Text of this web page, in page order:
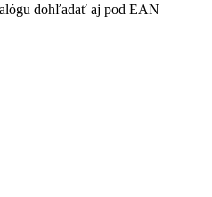
dohľadať aj pod EAN